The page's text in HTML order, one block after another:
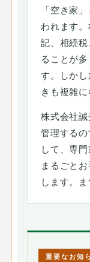
「空き家
われます
記、相続
ることが
す。しか
きも複雑に
株式会社誠
管理する
して、専
まるごと
します。
重要なお知